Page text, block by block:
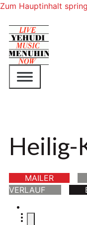
Zum Hauptinhalt
Heilig-
MAILER
VERLAUF